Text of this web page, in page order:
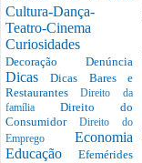
Cultura-Dança-
Teatro-Cinema
Curiosidades
Decoração Denúncia
DicasDicas Bares e
RestaurantesDireito da
família Direito do
Consumidor Direito do
Emprego Economia
Educação Efemérides